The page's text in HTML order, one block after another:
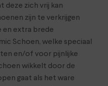
zich vrij kan
zijn te verkrijgen
en extra brede
Schoen, welke speciaal
en/of voor pijnlijke
wikkelt door de
gaat als het ware